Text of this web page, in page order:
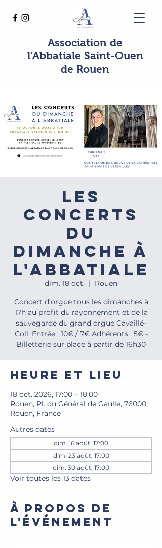
Association de
l'Abbatiale Saint-Ouen
de Rouen
Les
concerts
du
dimanche à
l'Abbatiale
dim. 18 oct.
  |
Rouen
Concert d’orgue tous les dimanches à
17h au profit du rayonnement et de la
sauvegarde du grand orgue Cavaillé-
Coll. Entrée : 10€ / 7€ Adhérents : 5€ -
Billetterie sur place à partir de 16h30
Heure et lieu
18 oct. 2026, 17:00 – 18:00
Rouen, Pl. du Général de Gaulle, 76000
Rouen, France
Autres dates
dim. 16 août, 17:00
dim. 23 août, 17:00
dim. 30 août, 17:00
Voir toutes les 13 dates
À propos de
l'événement